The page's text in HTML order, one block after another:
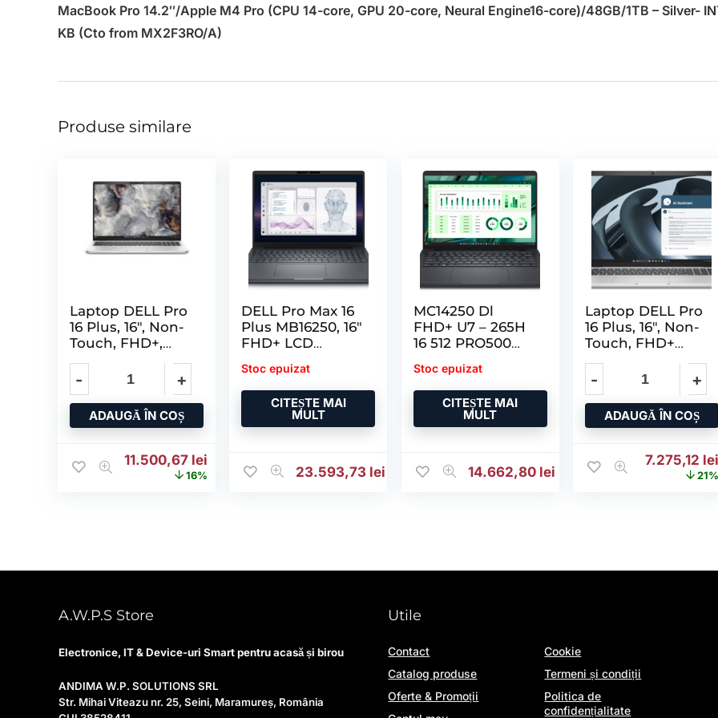
MacBook Pro 14.2″/Apple M4 Pro (CPU 14-core, GPU 20-core, Neural Engine16-core)/48GB/1TB – Silver-
KB (Cto from MX2F3RO/A)
Produse similare
Laptop DELL Pro
16 Plus, 16″, Non-
Touch, FHD+,
ADAUGĂ ÎN COȘ
Prețul inițial a fost: 13.723,15 lei.
11.500,67 lei
16%
DELL Pro Max 16
Plus MB16250, 16″
FHD+ LCD
Stoc epuizat
CITEȘTE MAI
MULT
23.593,73 lei
MC14250 Dl
FHD+ U7 – 265H
16 512 PRO500
Stoc epuizat
CITEȘTE MAI
MULT
14.662,80 lei
Laptop DELL Pro
16 Plus, 16″, Non-
Touch, FHD+
ADAUGĂ ÎN COȘ
Prețul
7.275,12 lei
21%
A.W.P.S Store
Electronice, IT & Device-uri Smart pentru acasă și birou
ANDIMA W.P. SOLUTIONS SRL
Str. Mihai Viteazu nr. 25, Seini, Maramureș, România
Utile
Contact
Catalog produse
Oferte & Promoții
Cookie
Termeni și condiții
Politica de
confidențialitate